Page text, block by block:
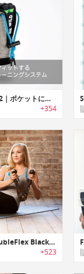
POCKET MONKII 2｜ポケットにフィットするボディウェイトトレーニングシステム「ポケットモンキー2」
+354
【並行輸入品】DoubleFlex Black｜NASAでも採用されている技術を使用したトータルボディーポータブルジム「ダブルフレックスブラック」
+523